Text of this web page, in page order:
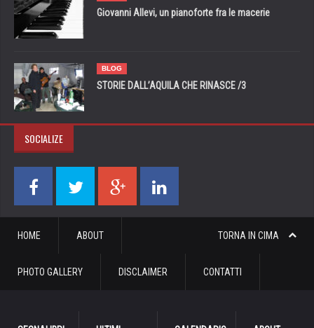
Giovanni Allevi, un pianoforte fra le macerie
BLOG
STORIE DALL’AQUILA CHE RINASCE /3
SOCIALIZE
TORNA IN CIMA
HOME ABOUT
PHOTO GALLERY DISCLAIMER CONTATTI